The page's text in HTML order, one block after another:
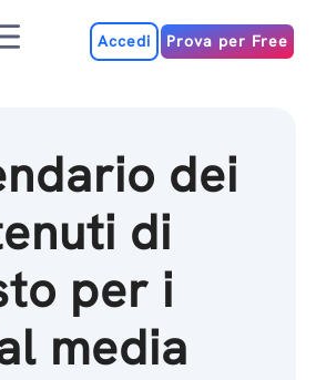
MenuAccedi Prova per Free
dei
di
per i
media